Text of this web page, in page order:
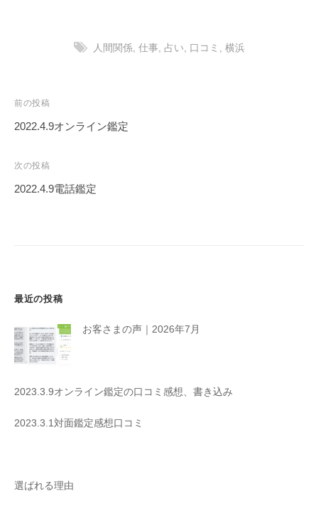
人間関係, 仕事, 占い, 口コミ , 横浜
投
稿
ビ
ゲ
前の投稿
2022.4.9オンライン鑑定
次の投稿
2022.4.9電話鑑定
最近の投稿
お客さまの声｜2026年7月
2023.3.9オンライン鑑定の口コミ感想、書き込み
2023.3.1対面鑑定感想口コミ
選ばれる理由